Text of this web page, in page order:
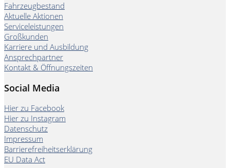
Fahrzeugbestand
Aktuelle Aktionen
Serviceleistungen
Großkunden
Karriere und Ausbildung
Ansprechpartner
Kontakt & Öffnungszeiten
Social Media
Hier zu Facebook
Hier zu Instagram
Datenschutz
Impressum
Barrierefreiheitserklärung
EU Data Act